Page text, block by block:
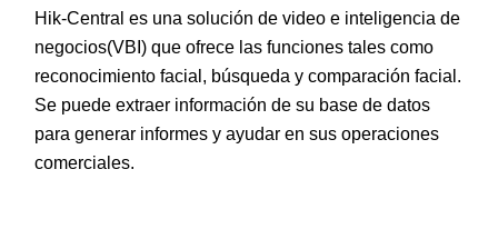
Hik-Central es una solución de video e inteligencia de
negocios(VBI) que ofrece las funciones tales como
reconocimiento facial, búsqueda y comparación facial.
Se puede extraer información de su base de datos
para generar informes y ayudar en sus operaciones
comerciales.